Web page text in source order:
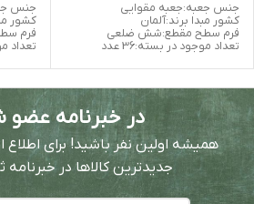
جنس جعبه:جعبه مقوایی
کشور مبدا برند:آلمان
فرم سطح مقطع:شش ضلعی
تعداد موجود در بسته:36 عدد
جنس
کشور
فرم
تعداد
در خبرنامه عضو
همیشه اولین نفر باشید! برای
جدیدترین کالاها در خبرنامه